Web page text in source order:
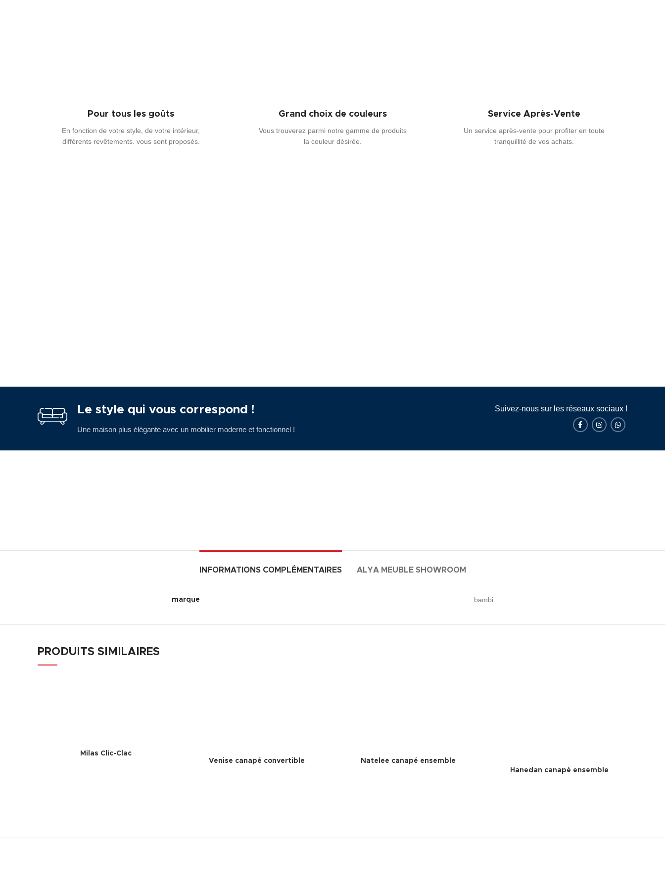
Pour tous les goûts
En fonction de votre style, de votre intérieur,
différents revêtements. vous sont proposés.
Grand choix de couleurs
Vous trouverez parmi notre gamme de produits
la couleur désirée.
Service Après-Vente
Un service après-vente pour profiter en toute
tranquillité de vos achats.
Le style qui vous correspond !
Une maison plus élégante avec un mobilier moderne et fonctionnel !
Suivez-nous sur les réseaux sociaux !
INFORMATIONS COMPLÉMENTAIRES ALYA MEUBLE SHOWROOM
marque bambi
PRODUITS SIMILAIRES
Milas Clic-Clac
Venise canapé convertible
Natelee canapé ensemble
Hanedan canapé ensemble